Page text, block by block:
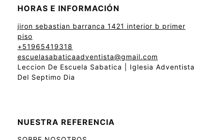
HORAS E INFORMACIÓN
jiron sebastian barranca 1421 interior b primer
piso
+51965419318
escuelasabaticaadventista@gmail.com
Leccion De Escuela Sabatica | Iglesia Adventista
Del Septimo Dia
NUESTRA REFERENCIA